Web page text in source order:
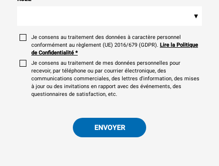
▾
Je consens au traitement des données à caractère personnel
conformément au règlement (UE) 2016/679 (GDPR). Lire la Politique
de Confidentialité *
Je consens au traitement de mes données personnelles pour
recevoir, par téléphone ou par courrier électronique, des
communications commerciales, des lettres d'information, des mises
à jour ou des invitations en rapport avec des événements, des
questionnaires de satisfaction, etc.
ENVOYER